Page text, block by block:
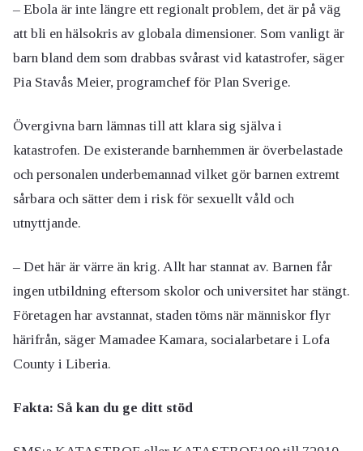
– Ebola är inte längre ett regionalt problem, det är på väg
att bli en hälsokris av globala dimensioner. Som vanligt är
barn bland dem som drabbas svårast vid katastrofer, säger
Pia Stavås Meier, programchef för Plan Sverige.
Övergivna barn lämnas till att klara sig själva i
katastrofen. De existerande barnhemmen är överbelastade
och personalen underbemannad vilket gör barnen extremt
sårbara och sätter dem i risk för sexuellt våld och
utnyttjande.
– Det här är värre än krig. Allt har stannat av. Barnen får
ingen utbildning eftersom skolor och universitet har stängt.
Företagen har avstannat, staden töms när människor flyr
härifrån, säger Mamadee Kamara, socialarbetare i Lofa
County i Liberia.
Fakta: Så kan du ge ditt stöd